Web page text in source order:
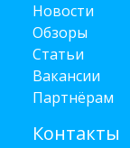
Новости
Обзоры
Статьи
Вакансии
Партнёрам
Контакты